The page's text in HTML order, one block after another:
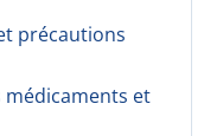
précautions
médicaments et